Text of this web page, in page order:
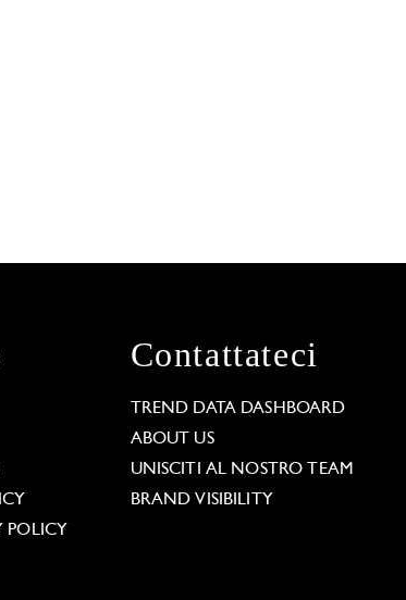
POLICY
Contattateci
TREND DATA DASHBOARD
ABOUT US
UNISCITI AL NOSTRO TEAM
BRAND VISIBILITY